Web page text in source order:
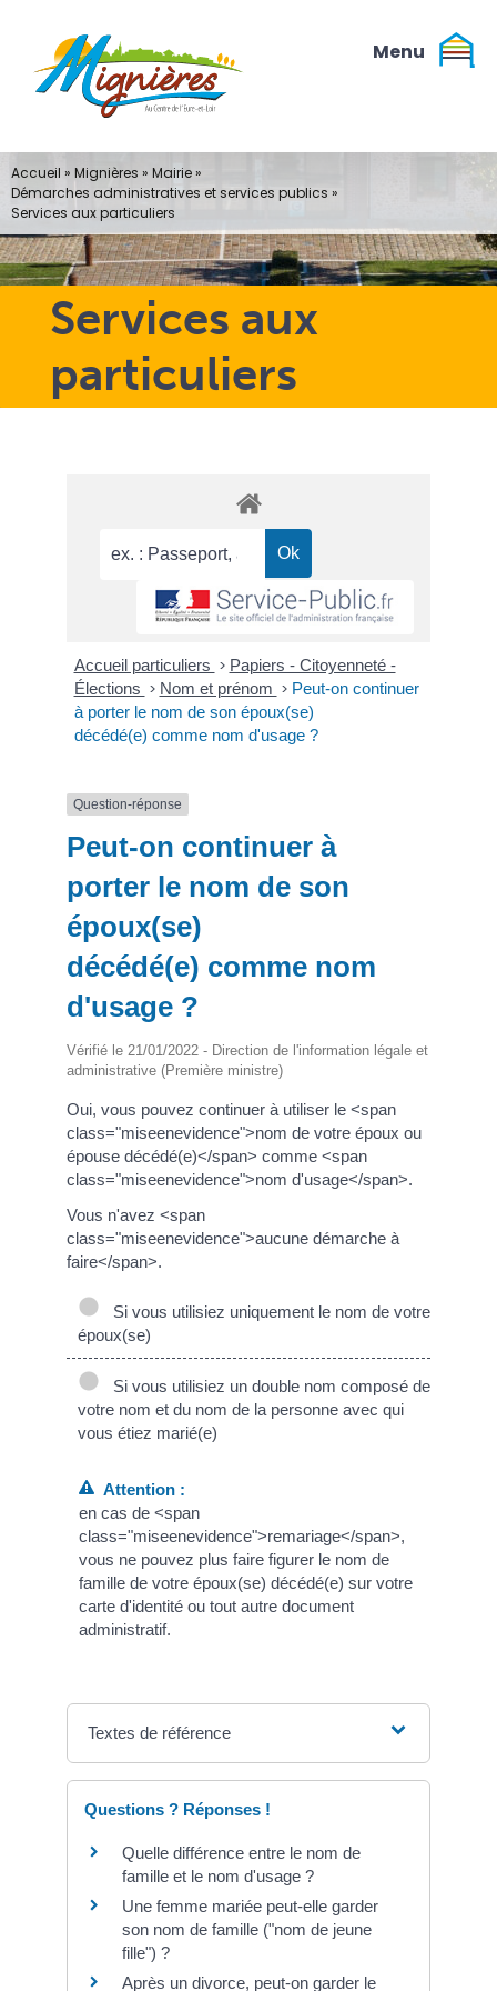
contenu
Services aux
particuliers
Accueil » Mignières » Mairie»
Démarches administratives et services publics »
Services aux particuliers
Accueil particuliers > Papiers - Citoyenneté -
Élections > Nom et prénom > Peut-on continuer
à porter le nom de son époux(se)
décédé(e) comme nom d'usage ?
Question-réponse
Peut-on continuer à
porter le nom de son
époux(se)
décédé(e) comme nom
d'usage ?
Vérifié le 21/01/2022 - Direction de l'information légale et
administrative (Première ministre)
Oui, vous pouvez continuer à utiliser le <span
class="miseenevidence">nom de votre époux ou
épouse décédé(e)</span> comme <span
class="miseenevidence">nom d'usage</span>.
Vous n'avez <span
class="miseenevidence">aucune démarche à
faire</span>.
Si vous utilisiez uniquement le nom de votre
époux(se)
Si vous utilisiez un double nom composé de
votre nom et du nom de la personne avec qui
vous étiez marié(e)
Attention :
en cas de <span
class="miseenevidence">remariage</span>,
vous ne pouvez plus faire figurer le nom de
famille de votre époux(se) décédé(e) sur votre
carte d'identité ou tout autre document
administratif.
Textes de référence
Questions ? Réponses !
Quelle différence entre le nom de
famille et le nom d'usage ?
Une femme mariée peut-elle garder
son nom de famille ("nom de jeune
fille") ?
Après un divorce, peut-on garder le